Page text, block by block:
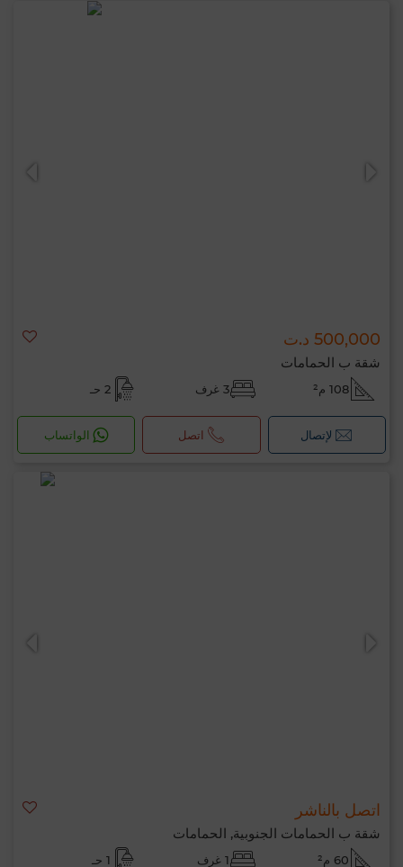
500,000 د.ت
شقة ب الحمامات
108 م² 3 غرف 2 حـ
لإتصال اتصل الواتساب
اتصل بالناشر
شقة ب الحمامات الجنوبية, الحمامات
60 م² 1 غرف 1 حـ